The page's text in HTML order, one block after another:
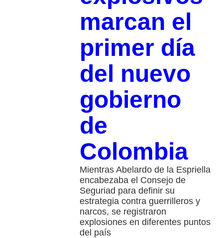
marcan el
primer día
del nuevo
gobierno
de
Colombia
Mientras Abelardo de la Espriella
encabezaba el Consejo de
Seguriad para definir su
estrategia contra guerrilleros y
narcos, se registraron
explosiones en diferentes puntos
del país